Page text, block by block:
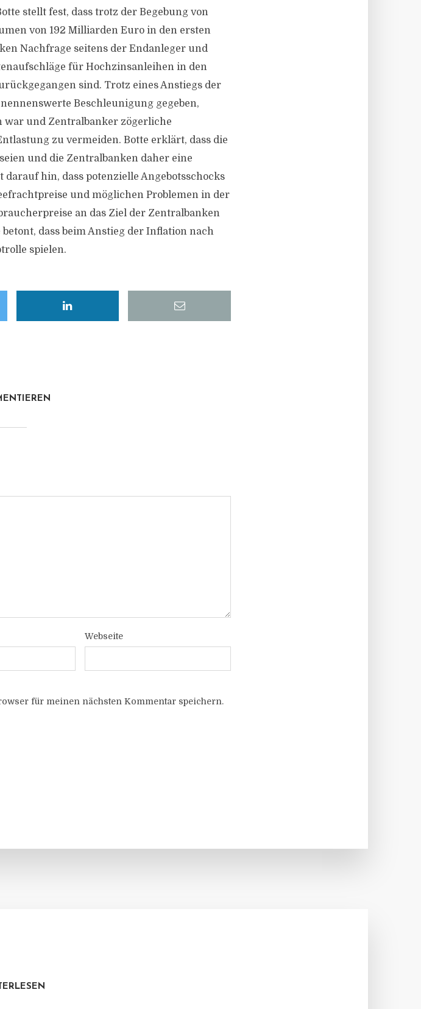
stellt fest, dass trotz der Begebung von
von 192 Milliarden Euro in den ersten
Nachfrage seitens der Endanleger und
für Hochzinsanleihen in den
sind. Trotz eines Anstiegs der
Beschleunigung gegeben,
war und Zentralbanker zögerliche
zu vermeiden. Botte erklärt, dass die
und die Zentralbanken daher eine
hin, dass potenzielle Angebotsschocks
und möglichen Problemen in der
an das Ziel der Zentralbanken
dass beim Anstieg der Inflation nach
spielen.
Webseite
für meinen nächsten Kommentar speichern.